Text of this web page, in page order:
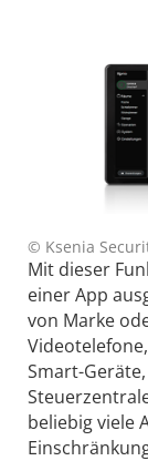
© Ksenia
Mit dieser
einer App
von Marke
Smart-
beliebig viele